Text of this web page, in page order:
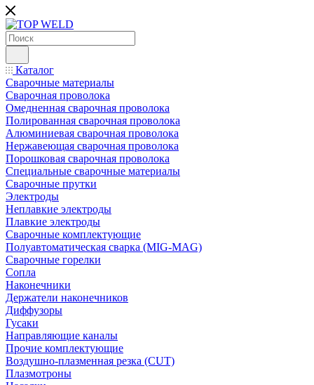
Каталог
Сварочные материалы
Сварочная проволока
Омедненная сварочная проволока
Полированная сварочная проволока
Алюминиевая сварочная проволока
Нержавеющая сварочная проволока
Порошковая сварочная проволока
Специальные сварочные материалы
Сварочные прутки
Электроды
Неплавкие электроды
Плавкие электроды
Сварочные комплектующие
Полуавтоматическая сварка (MIG-MAG)
Сварочные горелки
Сопла
Наконечники
Держатели наконечников
Диффузоры
Гусаки
Направляющие каналы
Прочие комплектующие
Воздушно-плазменная резка (CUT)
Плазмотроны